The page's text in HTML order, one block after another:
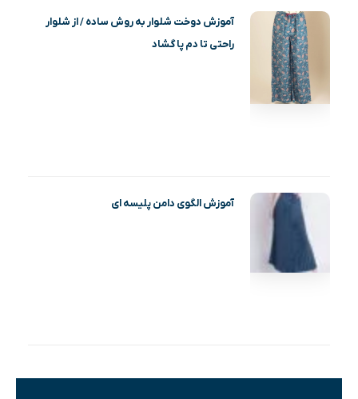
آموزش دوخت شلوار به روش ساده / از شلوار
راحتی تا دم پا گشاد
آموزش الگوی دامن پلیسه ای